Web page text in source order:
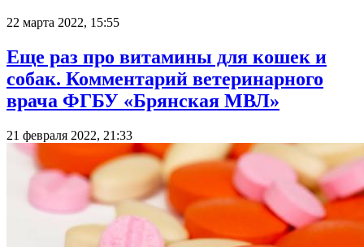
22 марта 2022, 15:55
Еще раз про витамины для кошек и
собак. Комментарий ветеринарного
врача ФГБУ «Брянская МВЛ»
21 февраля 2022, 21:33